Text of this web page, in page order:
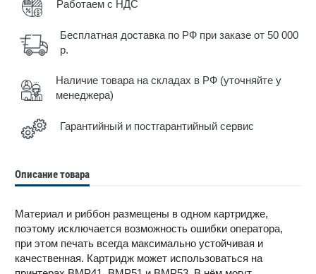
Работаем с НДС
Бесплатная доставка по РФ при заказе от 50 000
р.
Наличие товара на складах в РФ (уточняйте у
менеджера)
Гарантийный и постгарантийный сервис
Описание товара
Материал и риббон размещены в одном картридже,
поэтому исключается возможность ошибки оператора,
при этом печать всегда максимально устойчивая и
качественная. Картридж может использоваться на